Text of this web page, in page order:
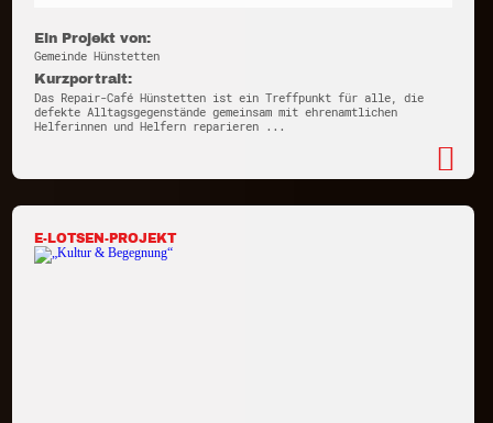
Ein Projekt von:
Gemeinde Hünstetten
Kurzportrait:
Das Repair-Café Hünstetten ist ein Treffpunkt für alle, die
defekte Alltagsgegenstände gemeinsam mit ehrenamtlichen
Helferinnen und Helfern reparieren ...
E-LOTSEN-PROJEKT